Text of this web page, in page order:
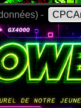
-